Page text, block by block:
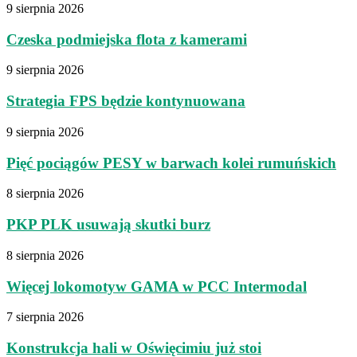
9 sierpnia 2026
Czeska podmiejska flota z kamerami
9 sierpnia 2026
Strategia FPS będzie kontynuowana
9 sierpnia 2026
Pięć pociągów PESY w barwach kolei rumuńskich
8 sierpnia 2026
PKP PLK usuwają skutki burz
8 sierpnia 2026
Więcej lokomotyw GAMA w PCC Intermodal
7 sierpnia 2026
Konstrukcja hali w Oświęcimiu już stoi